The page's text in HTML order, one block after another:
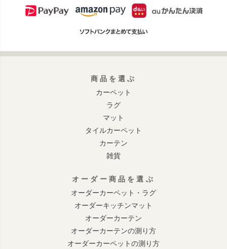
商品を選ぶ
カーペット
ラグ
マット
タイルカーペット
カーテン
雑貨
オーダー商品を選ぶ
オーダーカーペット・ラグ
オーダーキッチンマット
オーダーカーテン
オーダーカーテンの測り方
オーダーカーペットの測り方